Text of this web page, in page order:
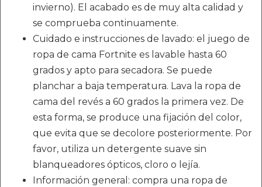
invierno). El acabado es de muy alta calidad y
se comprueba continuamente.
Cuidado e instrucciones de lavado: el juego de
ropa de cama Fortnite es lavable hasta 60
grados y apto para secadora. Se puede
planchar a baja temperatura. Lava la ropa de
cama del revés a 60 grados la primera vez. De
esta forma, se produce una fijación del color,
que evita que se decolore posteriormente. Por
favor, utiliza un detergente suave sin
blanqueadores ópticos, cloro o lejía.
Información general: compra una ropa de